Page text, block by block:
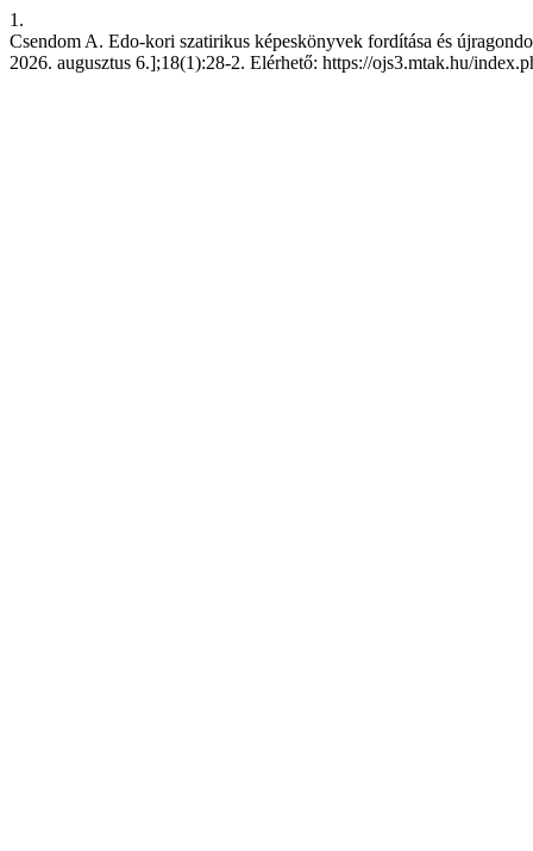
1.
Csendom A. Edo-kori szatirikus képeskönyvek fordítása és
2026. augusztus 6.];18(1):28-2. Elérhető: https://ojs3.mtak.hu/